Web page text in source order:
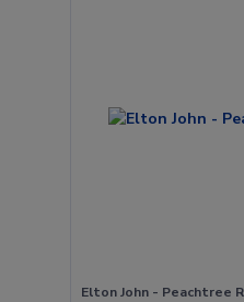
Elton John - Peachtree